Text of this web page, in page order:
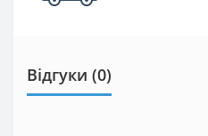
Відгуки (0)